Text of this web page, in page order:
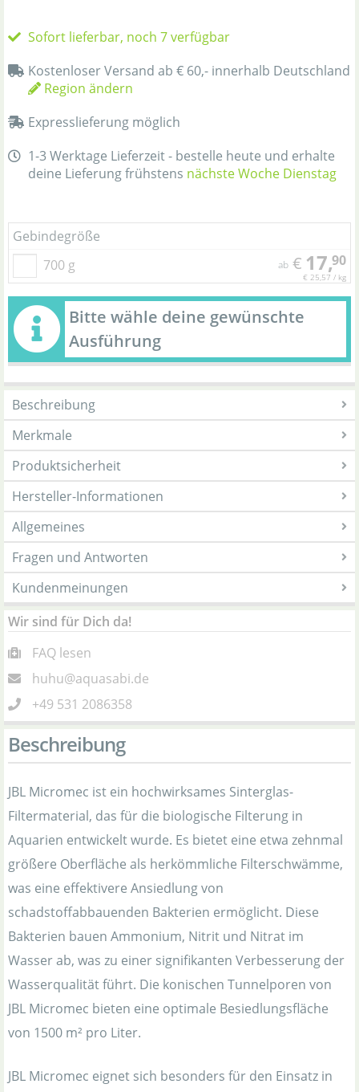
Sofort lieferbar, noch 7 verfügbar
Kostenloser Versand ab € 60,- innerhalb Deutschland
Region ändern
Expresslieferung möglich
1-3 Werktage Lieferzeit - bestelle heute und erhalte
deine Lieferung frühstens nächste Woche Dienstag
Gebindegröße
700 g
ab € 17,90
€ 25,57 / kg
Bitte wähle deine gewünschte
Ausführung
Beschreibung
Merkmale
Produktsicherheit
Hersteller-Informationen
Allgemeines
Fragen und Antworten
Kundenmeinungen
Wir sind für Dich da!
FAQ lesen
huhu@aquasabi.de
+49 531 2086358
Beschreibung
JBL Micromec ist ein hochwirksames Sinterglas-
Filtermaterial, das für die biologische Filterung in
Aquarien entwickelt wurde. Es bietet eine etwa zehnmal
größere Oberfläche als herkömmliche Filterschwämme,
was eine effektivere Ansiedlung von
schadstoffabbauenden Bakterien ermöglicht. Diese
Bakterien bauen Ammonium, Nitrit und Nitrat im
Wasser ab, was zu einer signifikanten Verbesserung der
Wasserqualität führt. Die konischen Tunnelporen von
JBL Micromec bieten eine optimale Besiedlungsfläche
von 1500 m² pro Liter.
JBL Micromec eignet sich besonders für den Einsatz in